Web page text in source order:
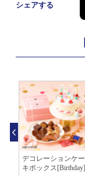
シェアする
デコレーションケー
キボックス[Birthday]